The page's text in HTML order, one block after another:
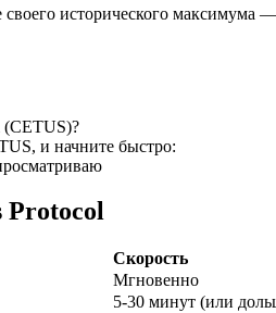
металлы и сырьевые товары
исторического максимума
(CETUS)?
и начните быстро:
Protocol
Скорость
Мгновенно
5-30 минут (или